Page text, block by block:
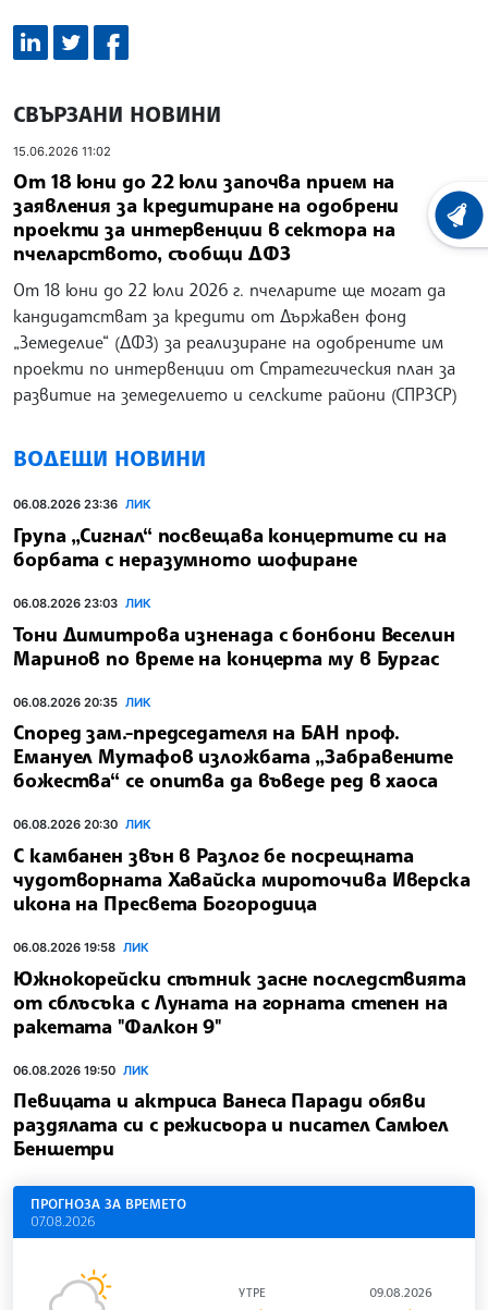
СВЪРЗАНИ НОВИНИ
15.06.2026 11:02
От 18 юни до 22 юли започва прием на
заявления за кредитиране на одобрени
проекти за интервенции в сектора на
пчеларството, съобщи ДФЗ
От 18 юни до 22 юли 2026 г. пчеларите ще могат да
кандидатстват за кредити от Държавен фонд
„Земеделие“ (ДФЗ) за реализиране на одобрените им
проекти по интервенции от Стратегическия план за
развитие на земеделието и селските райони (СПРЗСР)
ВОДЕЩИ НОВИНИ
06.08.2026 23:36 ЛИК
Група „Сигнал“ посвещава концертите си на
борбата с неразумното шофиране
06.08.2026 23:03 ЛИК
Тони Димитрова изненада с бонбони Веселин
Маринов по време на концерта му в Бургас
06.08.2026 20:35 ЛИК
Според зам.-председателя на БАН проф.
Емануел Мутафов изложбата „Забравените
божества“ се опитва да въведе ред в хаоса
06.08.2026 20:30 ЛИК
С камбанен звън в Разлог бе посрещната
чудотворната Хавайска мироточива Иверска
икона на Пресвета Богородица
06.08.2026 19:58 ЛИК
Южнокорейски спътник засне последствията
от сблъсъка с Луната на горната степен на
ракетата "Фалкон 9"
06.08.2026 19:50 ЛИК
Певицата и актриса Ванеса Паради обяви
раздялата си с режисьора и писател Самюел
Беншетри
ПРОГНОЗА ЗА ВРЕМЕТО
07.08.2026
УТРЕ 09.08.2026